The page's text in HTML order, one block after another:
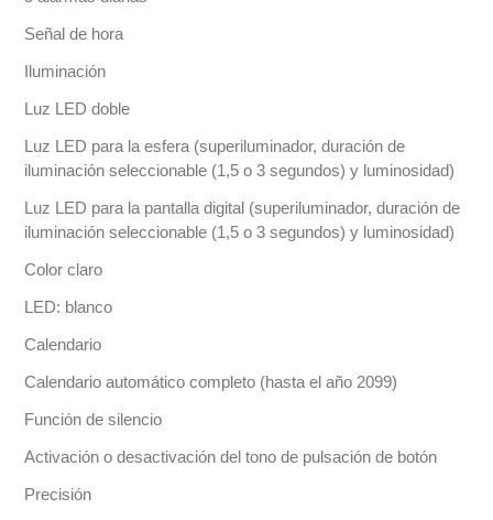
Señal de hora
Iluminación
Luz LED doble
Luz LED para la esfera (superiluminador, duración de
iluminación seleccionable (1,5 o 3 segundos) y luminosidad)
Luz LED para la pantalla digital (superiluminador, duración de
iluminación seleccionable (1,5 o 3 segundos) y luminosidad)
Color claro
LED: blanco
Calendario
Calendario automático completo (hasta el año 2099)
Función de silencio
Activación o desactivación del tono de pulsación de botón
Precisión